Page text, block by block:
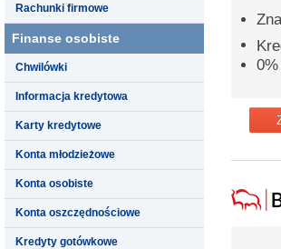
Rachunki firmowe
Finanse osobiste
Chwilówki
Informacja kredytowa
Karty kredytowe
Konta młodzieżowe
Konta osobiste
Konta oszczędnościowe
Kredyty gotówkowe